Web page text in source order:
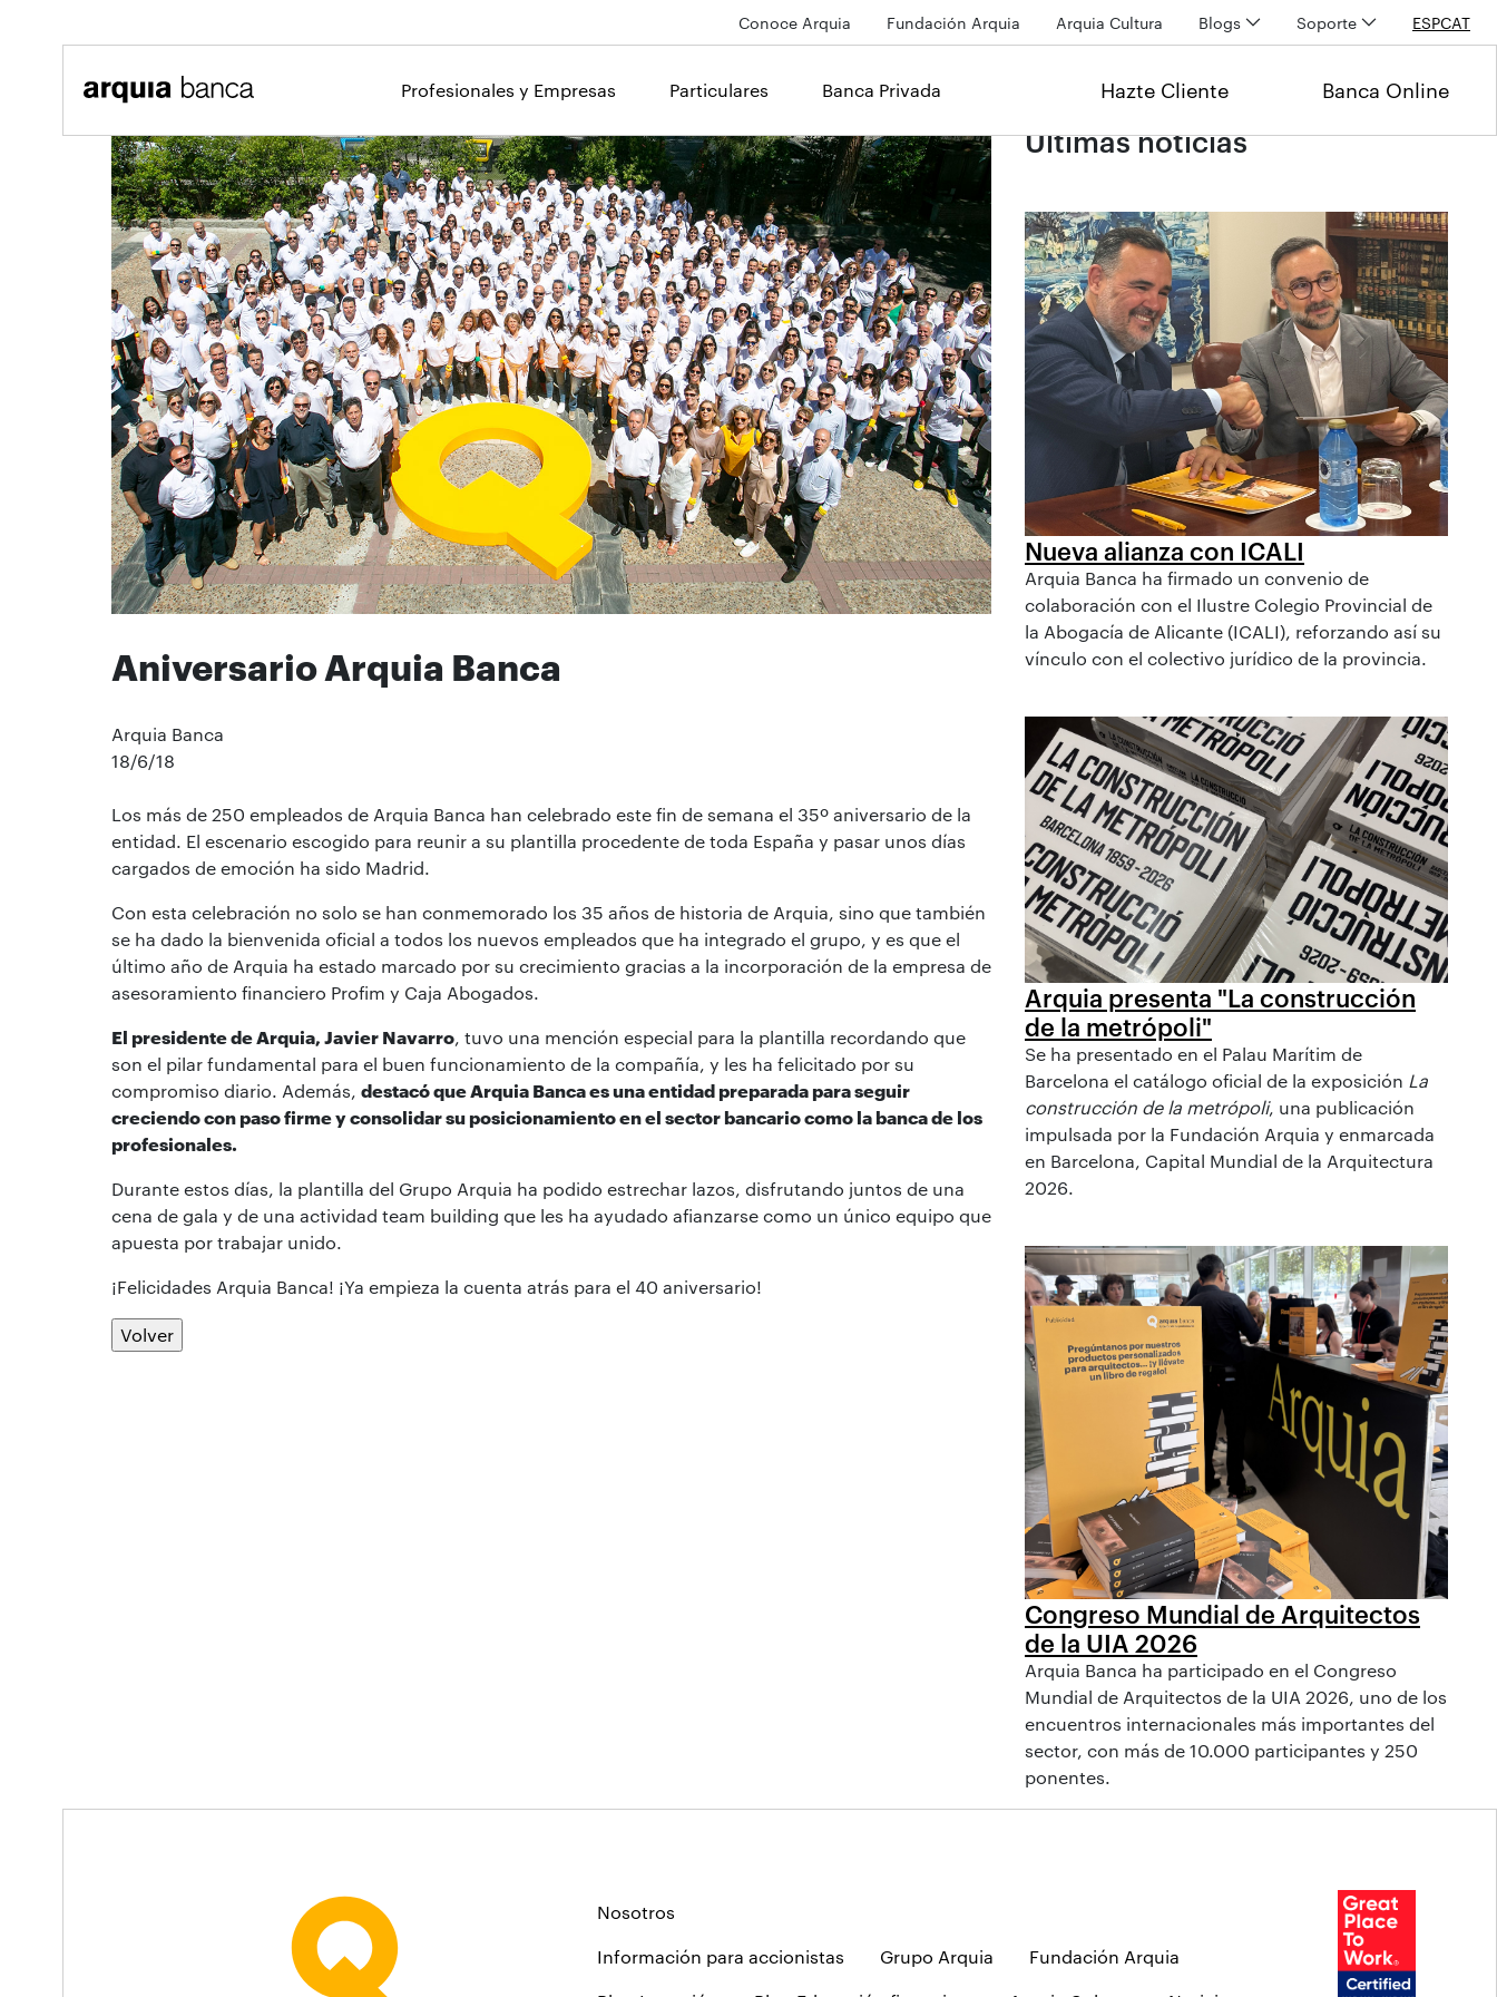
Conoce Arquia Fundación Arquia Arquia Cultura Blogs Soporte ESPCAT
Profesionales y Empresas Particulares Banca Privada Hazte Cliente Banca Online
Aniversario Arquia Banca
Arquia Banca
18/6/18
Los más de 250 empleados de Arquia Banca han celebrado este fin de semana el 35º aniversario de la
entidad. El escenario escogido para reunir a su plantilla procedente de toda España y pasar unos días
cargados de emoción ha sido Madrid.
Con esta celebración no solo se han conmemorado los 35 años de historia de Arquia, sino que también
se ha dado la bienvenida oficial a todos los nuevos empleados que ha integrado el grupo, y es que el
último año de Arquia ha estado marcado por su crecimiento gracias a la incorporación de la empresa de
asesoramiento financiero Profim y Caja Abogados.
El presidente de Arquia, Javier Navarro, tuvo una mención especial para la plantilla recordando que
son el pilar fundamental para el buen funcionamiento de la compañía, y les ha felicitado por su
compromiso diario. Además, destacó que Arquia Banca es una entidad preparada para seguir
creciendo con paso firme y consolidar su posicionamiento en el sector bancario como la banca de los
profesionales.
Durante estos días, la plantilla del Grupo Arquia ha podido estrechar lazos, disfrutando juntos de una
cena de gala y de una actividad team building que les ha ayudado afianzarse como un único equipo que
apuesta por trabajar unido.
¡Felicidades Arquia Banca! ¡Ya empieza la cuenta atrás para el 40 aniversario!
Volver
Últimas noticias
Nueva alianza con ICALI
Arquia Banca ha firmado un convenio de
colaboración con el Ilustre Colegio Provincial de
la Abogacía de Alicante (ICALI), reforzando así su
vínculo con el colectivo jurídico de la provincia.
Arquia presenta "La construcción
de la metrópoli"
Se ha presentado en el Palau Marítim de
Barcelona el catálogo oficial de la exposición La
construcción de la metrópoli, una publicación
impulsada por la Fundación Arquia y enmarcada
en Barcelona, Capital Mundial de la Arquitectura
2026.
Congreso Mundial de Arquitectos
de la UIA 2026
Arquia Banca ha participado en el Congreso
Mundial de Arquitectos de la UIA 2026, uno de los
encuentros internacionales más importantes del
sector, con más de 10.000 participantes y 250
ponentes.
Nosotros
Información para accionistas Grupo Arquia Fundación Arquia